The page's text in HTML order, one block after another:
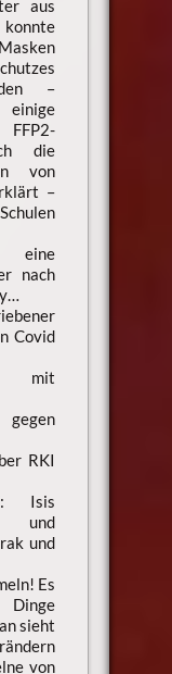
aus
konnte
–
die
von
–
eine
nach
Covid
mit
RKI
Isis
und
und
Es
sieht
von